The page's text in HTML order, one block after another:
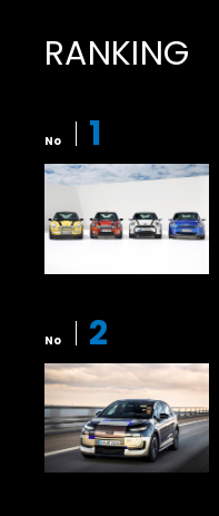
RANKING
No 1
No 2